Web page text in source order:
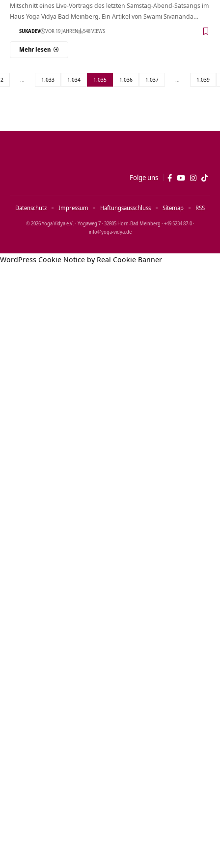
Mitschnitt eines Live-Vortrags des letzten Samstag-Abend-Satsangs im
Haus Yoga Vidya Bad Meinberg. Ein Artikel von Swami Sivananda…
SUKADEV VOR 19 JAHREN 548 VIEWS
Mehr lesen
2 1.033 1.034 1.035 1.036 1.037 1.039
Folge uns
© 2026 Yoga Vidya e.V. · Yogaweg 7 · 32805 Horn‑Bad Meinberg · +49 5234 87‑0 ·
info@yoga‑vidya.de
Datenschutz Impressum Haftungsausschluss Sitemap RSS
WordPress Cookie Notice by Real Cookie Banner